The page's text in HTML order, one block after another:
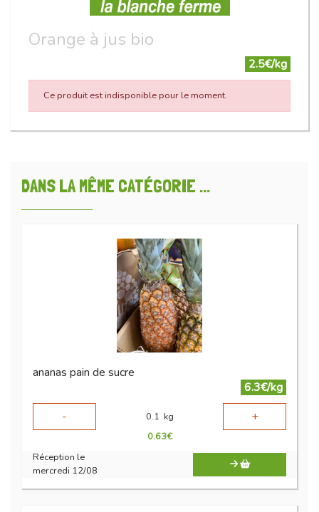
Orange à jus bio
2.5€/kg
Ce produit est indisponible pour le moment.
DANS LA MÊME CATÉGORIE ...
ananas pain de sucre
6.3€/kg
-
0.1 kg +
0.63€
Réception le
mercredi 12/08